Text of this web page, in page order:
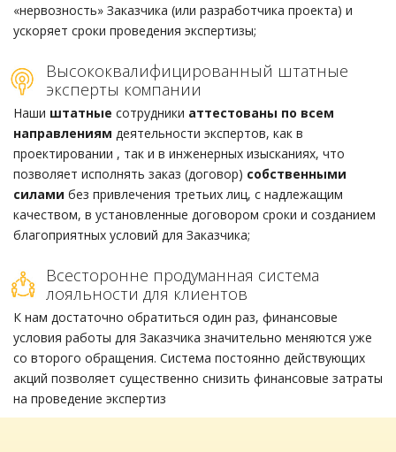
«нервозность» Заказчика (или разработчика проекта) и
ускоряет сроки проведения экспертизы;
Высококвалифицированный штатные
эксперты компании
Наши штатные сотрудники аттестованы по всем
направлениям деятельности экспертов, как в
проектировании , так и в инженерных изысканиях, что
позволяет исполнять заказ (договор) собственными
силами без привлечения третьих лиц, с надлежащим
качеством, в установленные договором сроки и созданием
благоприятных условий для Заказчика;
Всесторонне продуманная система
лояльности для клиентов
К нам достаточно обратиться один раз, финансовые
условия работы для Заказчика значительно меняются уже
со второго обращения. Система постоянно действующих
акций позволяет существенно снизить финансовые затраты
на проведение экспертиз